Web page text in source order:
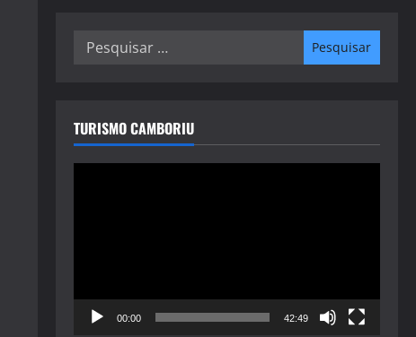
Pesquisar
TURISMO CAMBORIU
00:00 42:49